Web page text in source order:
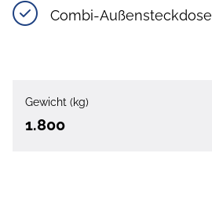
Combi-Außensteckdose
Gewicht (kg)
1.800